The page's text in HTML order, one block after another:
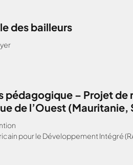
des bailleurs
pédagogique – Projet
de l’Ouest
pour le Développement Intégré